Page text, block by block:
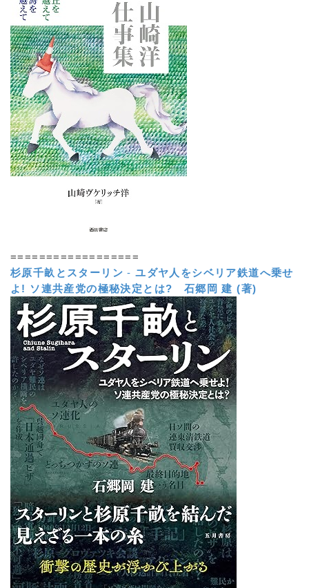
==================
杉原千畝とスターリン -ユダヤ人をシベリア鉄道へ乗せ
よ! ソ連共産党の極秘決定とは?
石郷岡 建 (著)